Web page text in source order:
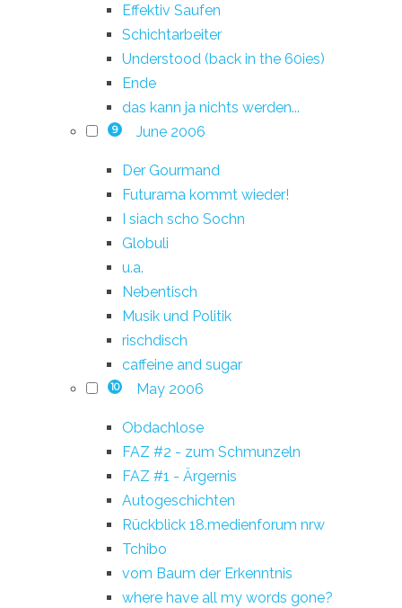
Effektiv Saufen
Schichtarbeiter
Understood (back in the 60ies)
Ende
das kann ja nichts werden...
9 June 2006
Der Gourmand
Futurama kommt wieder!
I siach scho Sochn
Globuli
u.a.
Nebentisch
Musik und Politik
rischdisch
caffeine and sugar
10 May 2006
Obdachlose
FAZ #2 - zum Schmunzeln
FAZ #1 - Ärgernis
Autogeschichten
Rückblick 18.medienforum nrw
Tchibo
vom Baum der Erkenntnis
where have all my words gone?